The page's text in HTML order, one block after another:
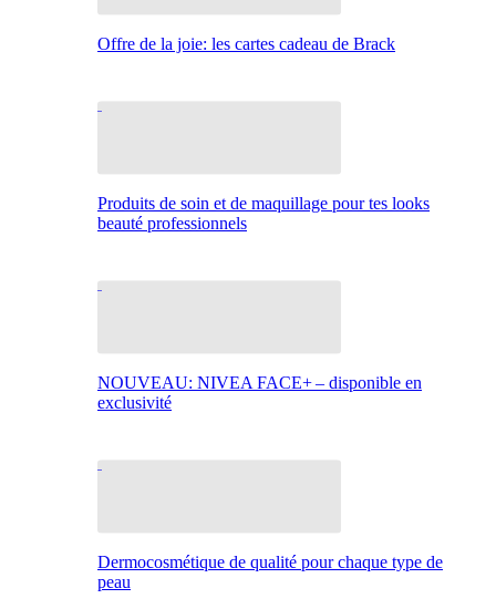
Offre de la joie: les cartes cadeau de Brack
Produits de soin et de maquillage pour tes looks
beauté professionnels
NOUVEAU: NIVEA FACE+ – disponible en
exclusivité
Dermocosmétique de qualité pour chaque type de
peau